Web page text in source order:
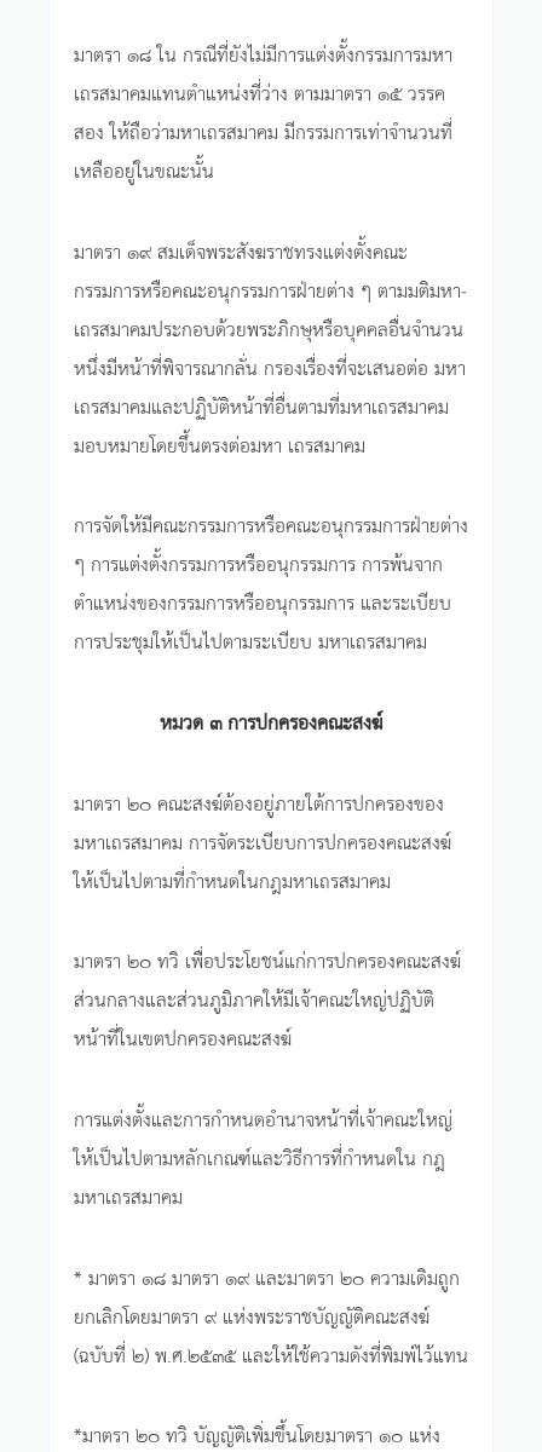
มาตรา ๑๘ ใน กรณีที่ยังไม่มีการแต่งตั้งกรรมการมหา
เถรสมาคมแทนตำแหน่งที่ว่าง ตามมาตรา ๑๕ วรรค
สอง ให้ถือว่ามหาเถรสมาคม มีกรรมการเท่าจำนวนที่
เหลืออยู่ในขณะนั้น
มาตรา ๑๙ สมเด็จพระสังฆราชทรงแต่งตั้งคณะ
กรรมการหรือคณะอนุกรรมการฝ่ายต่าง ๆ ตามมติมหา-
เถรสมาคมประกอบด้วยพระภิกษุหรือบุคคลอื่นจำนวน
หนึ่งมีหน้าที่พิจารณากลั่น กรองเรื่องที่จะเสนอต่อ มหา
เถรสมาคมและปฏิบัติหน้าที่อื่นตามที่มหาเถรสมาคม
มอบหมายโดยขึ้นตรงต่อมหา เถรสมาคม
การจัดให้มีคณะกรรมการหรือคณะอนุกรรมการฝ่ายต่าง
ๆ การแต่งตั้งกรรมการหรืออนุกรรมการ การพ้นจาก
ตำแหน่งของกรรมการหรืออนุกรรมการ และระเบียบ
การประชุมให้เป็นไปตามระเบียบ มหาเถรสมาคม
หมวด ๓ การปกครองคณะสงฆ์
มาตรา ๒๐ คณะสงฆ์ต้องอยู่ภายใต้การปกครองของ
มหาเถรสมาคม การจัดระเบียบการปกครองคณะสงฆ์
ให้เป็นไปตามที่กำหนดในกฎมหาเถรสมาคม
มาตรา ๒๐ ทวิ เพื่อประโยชน์แก่การปกครองคณะสงฆ์
ส่วนกลางและส่วนภูมิภาคให้มีเจ้าคณะใหญ่ปฏิบัติ
หน้าที่ในเขตปกครองคณะสงฆ์
การแต่งตั้งและการกำหนดอำนาจหน้าที่เจ้าคณะใหญ่
ให้เป็นไปตามหลักเกณฑ์และวิธีการที่กำหนดใน กฎ
มหาเถรสมาคม
* มาตรา ๑๘ มาตรา ๑๙ และมาตรา ๒๐ ความเดิมถูก
ยกเลิกโดยมาตรา ๙ แห่งพระราชบัญญัติคณะสงฆ์
(ฉบับที่ ๒) พ.ศ.๒๕๓๕ และให้ใช้ความดังที่พิมพ์ไว้แทน
*มาตรา ๒๐ ทวิ บัญญัติเพิ่มขึ้นโดยมาตรา ๑๐ แห่ง